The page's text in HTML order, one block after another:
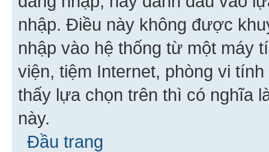
nhập. Điều này không được
nhập vào hệ thống từ một máy
viện, tiệm Internet, phòng vi
thấy lựa chọn trên thì có nghĩa
này.
Đầu trang